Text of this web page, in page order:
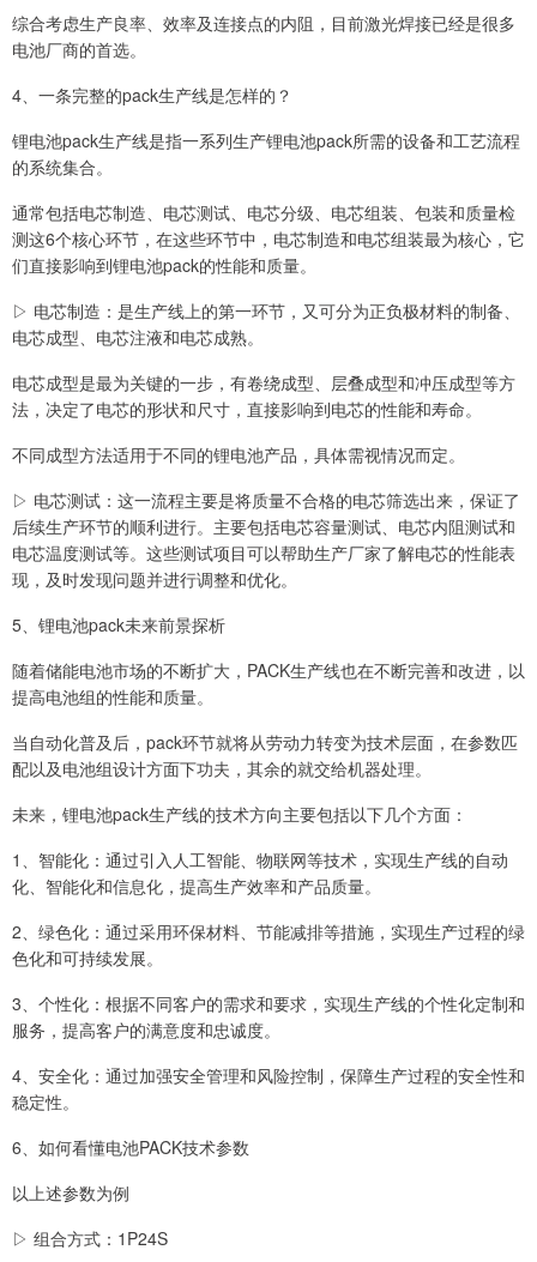
综合考虑生产良率、效率及连接点的内阻，目前激光焊接已经是很多
电池厂商的首选。
4、一条完整的pack生产线是怎样的？
锂电池pack生产线是指一系列生产锂电池pack所需的设备和工艺流程
的系统集合。
通常包括电芯制造、电芯测试、电芯分级、电芯组装、包装和质量检
测这6个核心环节，在这些环节中，电芯制造和电芯组装最为核心，它
们直接影响到锂电池pack的性能和质量。
▷ 电芯制造：是生产线上的第一环节，又可分为正负极材料的制备、
电芯成型、电芯注液和电芯成熟。
电芯成型是最为关键的一步，有卷绕成型、层叠成型和冲压成型等方
法，决定了电芯的形状和尺寸，直接影响到电芯的性能和寿命。
不同成型方法适用于不同的锂电池产品，具体需视情况而定。
▷ 电芯测试：这一流程主要是将质量不合格的电芯筛选出来，保证了
后续生产环节的顺利进行。主要包括电芯容量测试、电芯内阻测试和
电芯温度测试等。这些测试项目可以帮助生产厂家了解电芯的性能表
现，及时发现问题并进行调整和优化。
5、锂电池pack未来前景探析
随着储能电池市场的不断扩大，PACK生产线也在不断完善和改进，以
提高电池组的性能和质量。
当自动化普及后，pack环节就将从劳动力转变为技术层面，在参数匹
配以及电池组设计方面下功夫，其余的就交给机器处理。
未来，锂电池pack生产线的技术方向主要包括以下几个方面：
1、智能化：通过引入人工智能、物联网等技术，实现生产线的自动
化、智能化和信息化，提高生产效率和产品质量。
2、绿色化：通过采用环保材料、节能减排等措施，实现生产过程的绿
色化和可持续发展。
3、个性化：根据不同客户的需求和要求，实现生产线的个性化定制和
服务，提高客户的满意度和忠诚度。
4、安全化：通过加强安全管理和风险控制，保障生产过程的安全性和
稳定性。
6、如何看懂电池PACK技术参数
以上述参数为例
▷ 组合方式：1P24S